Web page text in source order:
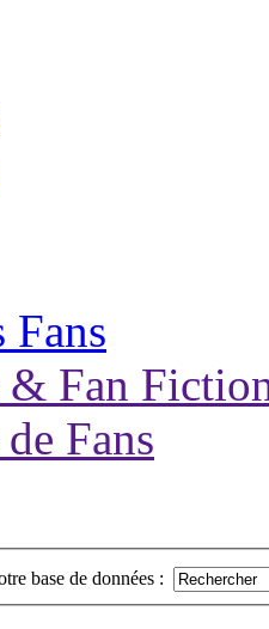
Fans
& Fan
Fans
base de données :